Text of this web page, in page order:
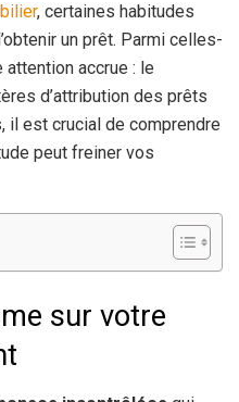
, certaines habitudes
un prêt. Parmi celles-
attention accrue : le
d’attribution des prêts
il est crucial de comprendre
peut freiner vos
sur votre